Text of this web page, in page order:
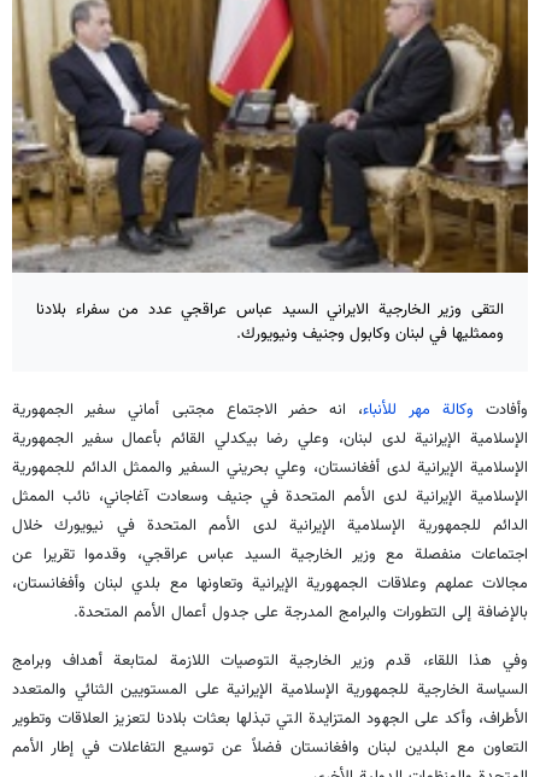
التقى وزير الخارجية الايراني السيد عباس عراقجي عدد من سفراء بلادنا
وممثليها في لبنان وكابول وجنيف ونيويورك.
وأفادت وكالة مهر للأنباء، انه حضر الاجتماع مجتبى أماني سفير الجمهورية
الإسلامية الإيرانية لدى لبنان، وعلي رضا بيكدلي القائم بأعمال سفير الجمهورية
الإسلامية الإيرانية لدى أفغانستان، وعلي بحريني السفير والممثل الدائم للجمهورية
الإسلامية الإيرانية لدى الأمم المتحدة في جنيف وسعادت آغاجاني، نائب الممثل
الدائم للجمهورية الإسلامية الإيرانية لدى الأمم المتحدة في نيويورك خلال
اجتماعات منفصلة مع وزير الخارجية السيد عباس عراقجي، وقدموا تقريرا عن
مجالات عملهم وعلاقات الجمهورية الإيرانية وتعاونها مع بلدي لبنان وأفغانستان،
بالإضافة إلى التطورات والبرامج المدرجة على جدول أعمال الأمم المتحدة.
وفي هذا اللقاء، قدم وزير الخارجية التوصيات اللازمة لمتابعة أهداف وبرامج
السياسة الخارجية للجمهورية الإسلامية الإيرانية على المستويين الثنائي والمتعدد
الأطراف، وأكد على الجهود المتزايدة التي تبذلها بعثات بلادنا لتعزيز العلاقات وتطوير
التعاون مع البلدين لبنان وافغانستان فضلاً عن توسيع التفاعلات في إطار الأمم